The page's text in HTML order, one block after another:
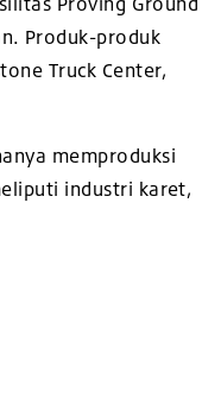
Produk-produk
Truck Center,
memproduksi
industri karet,